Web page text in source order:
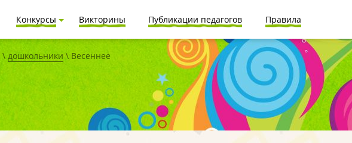
Конкурсы Викторины Публикации педагогов Правила
\ дошкольники\ Весеннее